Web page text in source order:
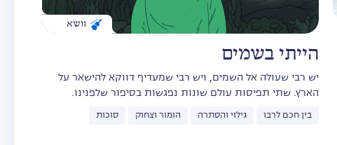
זושא
הייתי בשמים
יש רבי שעולה אל השמים, ויש רבי שמעדיף דווקא להישאר על
הארץ. שתי תפיסות עולם שונות נפגשות בסיפור שלפנינו.
בין חכם לרבו גילוי והסתרה הומור וצחוק סוכות